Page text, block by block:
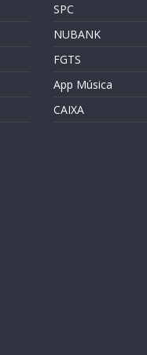
SPC
NUBANK
FGTS
App Música
CAIXA